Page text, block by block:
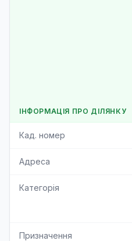
ІНФОРМАЦІЯ ПРО ДІЛЯНКУ
Кад. номер
Адреса
Категорія
Призначення